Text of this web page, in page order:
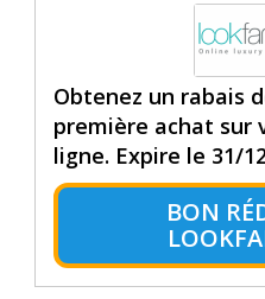
Obtenez un rabais
première achat sur
ligne. Expire le 31/
BON